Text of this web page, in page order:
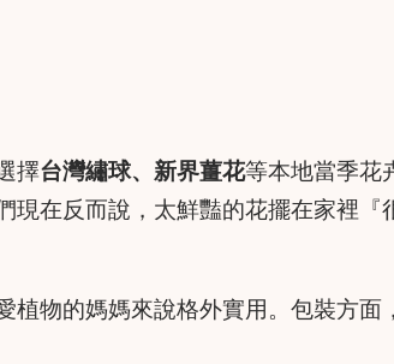
擇台灣繡球、新界薑花等本地當季花
在反而說，太鮮豔的花擺在家裡『
物的媽媽來說格外實用。包裝方面